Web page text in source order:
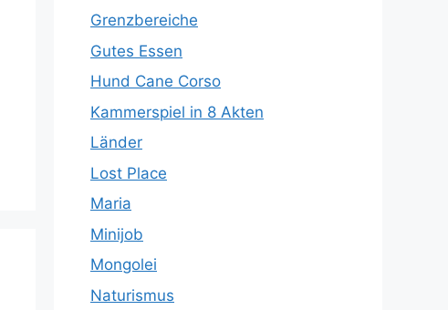
Grenzbereiche
Gutes Essen
Hund Cane Corso
Kammerspiel in 8 Akten
Länder
Lost Place
Maria
Minijob
Mongolei
Naturismus